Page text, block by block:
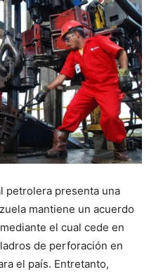
petrolera presenta una
mantiene un acuerdo
el cual cede en
de perforación en
el país. Entretanto,